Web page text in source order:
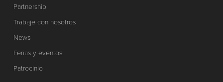
Partnership
Trabaje con nosotros
News
Ferias y eventos
Patrocinio